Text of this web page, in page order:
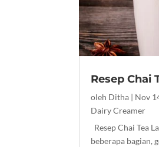
Resep Chai
oleh Ditha | Nov
Dairy Creamer
Resep Chai Tea
beberapa bagian,